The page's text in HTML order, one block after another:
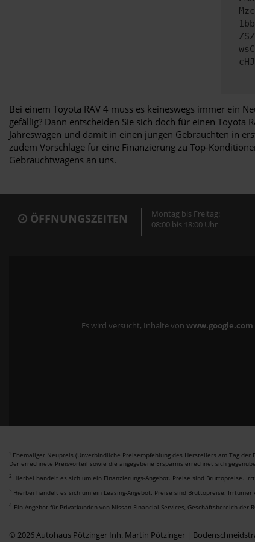
Bei einem Toyota RAV 4 muss es keineswegs immer ein
gefällig? Dann entscheiden Sie sich doch für einen Toyota
Jahreswagen und damit in einen jungen Gebrauchten in
zudem Vorschläge für eine Finanzierung zu Top-
Gebrauchtwagens an uns.
ÖFFNUNGSZEITEN
Montag bis Freitag:
08:00 bis 18:00 Uhr
Es wird versucht, Inhalte von www.google.com
1 Ehemaliger Neupreis (Unverbindliche Preisempfehlung des Herstellers am Tag der
Der errechnete Preisvorteil sowie die angegebene Ersparnis errechnet sich
2 Hierbei handelt es sich um ein Finanzierungs-Angebot. Preise sind Bruttopreise.
3 Hierbei handelt es sich um ein Leasing-Angebot. Preise sind Bruttopreise. Irrtümer
4 Ein Angebot für Privatkunden von Nissan Financial Services, Geschäftsbereich
© 2026 Autohaus Pötzinger Inh. Martin Pötzinger |